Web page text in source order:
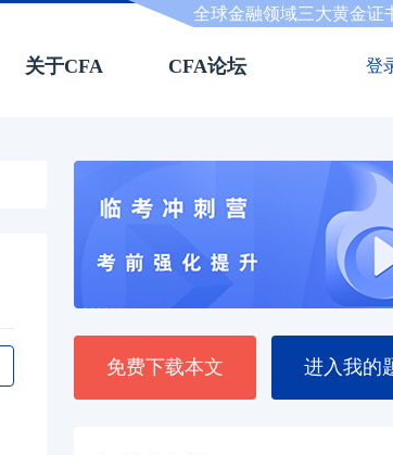
全球金融领域三大黄金证
关于CFA CFA论坛 登
免费下载本文 进入我的